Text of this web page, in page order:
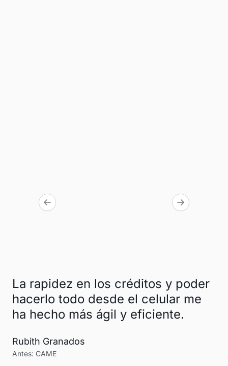
La rapidez en los créditos y poder
hacerlo todo desde el celular me
ha hecho más ágil y eficiente.
Rubith Granados
Antes: CAME